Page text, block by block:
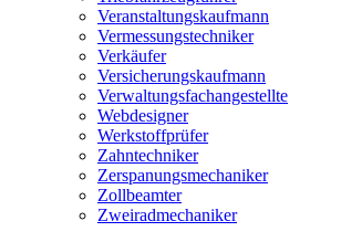
Veranstaltungskaufmann
Vermessungstechniker
Verkäufer
Versicherungskaufmann
Verwaltungsfachangestellte
Webdesigner
Werkstoffprüfer
Zahntechniker
Zerspanungsmechaniker
Zollbeamter
Zweiradmechaniker